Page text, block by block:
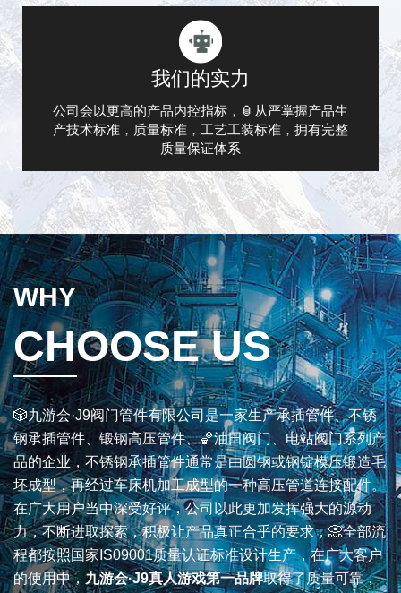
我们的实力
公司会以更高的产品内控指标，🏮从严掌握产品生
产技术标准，质量标准，工艺工装标准，拥有完整
质量保证体系
WHY
CHOOSE US
🎲九游会·J9阀门管件有限公司是一家生产承插管件、不锈
钢承插管件、锻钢高压管件、🏀油田阀门、电站阀门系列产
品的企业，不锈钢承插管件通常是由圆钢或钢锭模压锻造毛
坯成型，再经过车床机加工成型的一种高压管道连接配件。
在广大用户当中深受好评，公司以此更加发挥强大的源动
力，不断进取探索，积极让产品真正合乎的要求，📀全部流
程都按照国家IS09001质量认证标准设计生产，在广大客户
的使用中， 九游会·J9真人游戏第一品牌取得了质量可靠，